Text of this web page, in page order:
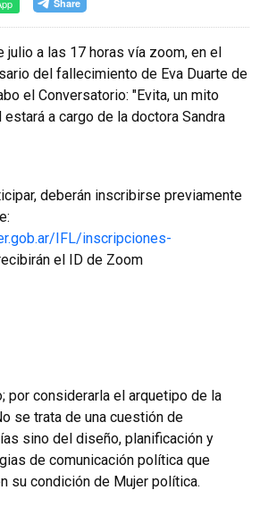
julio a las 17 horas vía zoom, en el
del fallecimiento de Eva Duarte de
el Conversatorio: "Evita, un mito
a cargo de la doctora Sandra
deberán inscribirse previamente
IFL/inscripciones-
el ID de Zoom
por considerarla el arquetipo de la
se trata de una cuestión de
sino del diseño, planificación y
de comunicación política que
su condición de Mujer política.